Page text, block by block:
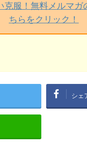
克服！無料メルマガ
ちらをクリック！
シェ